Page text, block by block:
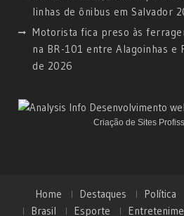
linhas de ônibus em Salvador
Motorista fica preso às
na BR-101 entre Alagoinhas e
de 2026
Criação de Sites
Home Destaques Política
Brasil
Esporte